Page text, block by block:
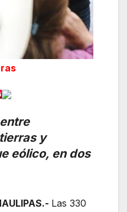
y
eólico, en dos
Las 330